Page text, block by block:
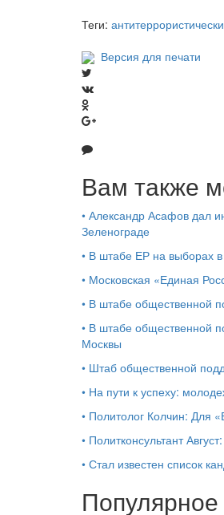
Теги:
Версия для печати
Вам также
• Александр Асафов дал
Зеленограде
• В штабе ЕР на выборах
• Московская «Единая
• В штабе общественной
• В штабе общественной
Москвы
• Штаб общественной
• На пути к успеху:
• Политолог Колчин: Для
• Политконсультант
• Стал известен список